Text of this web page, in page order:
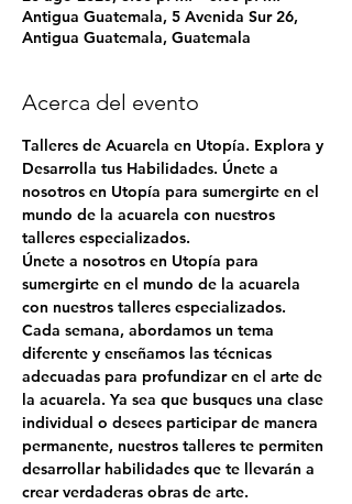
Antigua Guatemala, 5 Avenida Sur 26,
Antigua Guatemala, Guatemala
Acerca del evento
Talleres de Acuarela en Utopía. Explora y
Desarrolla tus Habilidades. Únete a
nosotros en Utopía para sumergirte en el
mundo de la acuarela con nuestros
talleres especializados.
Únete a nosotros en Utopía para
sumergirte en el mundo de la acuarela
con nuestros talleres especializados.
Cada semana, abordamos un tema
diferente y enseñamos las técnicas
adecuadas para profundizar en el arte de
la acuarela. Ya sea que busques una clase
individual o desees participar de manera
permanente, nuestros talleres te permiten
desarrollar habilidades que te llevarán a
crear verdaderas obras de arte.